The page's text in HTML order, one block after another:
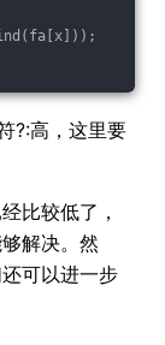
?:高，这里要
比较低了，
解决。然
可以进一步